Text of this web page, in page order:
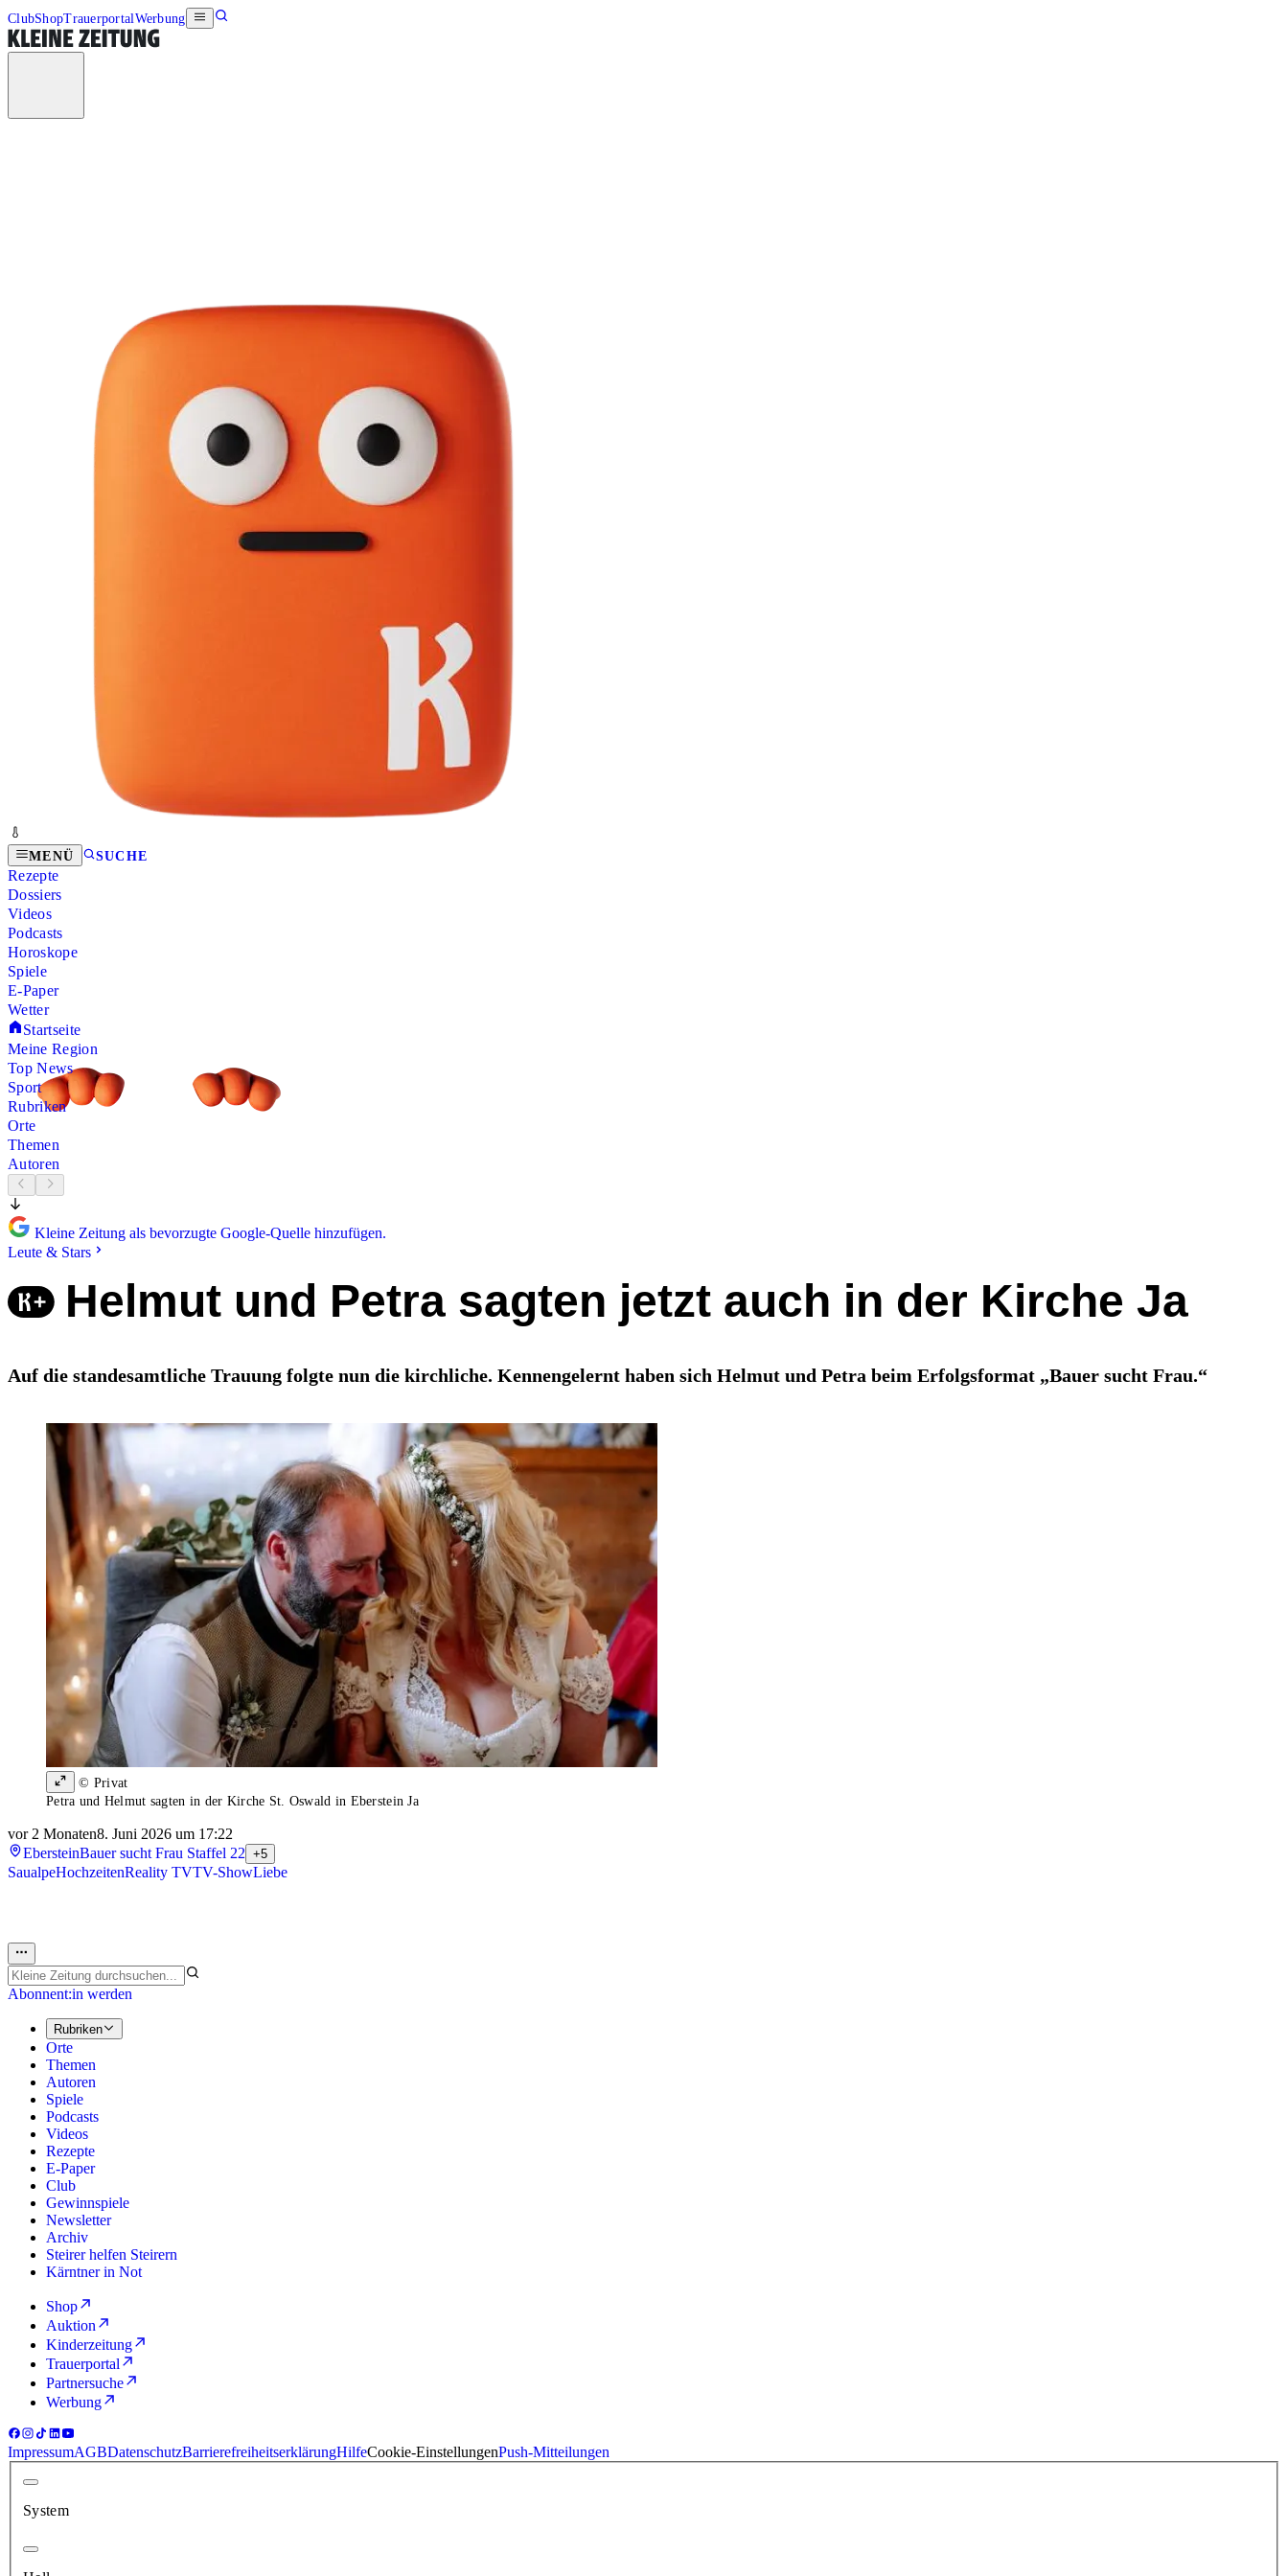
ClubShopTrauerportalWerbung
MENÜ SUCHE
Rezepte
Dossiers
Videos
Podcasts
Horoskope
Spiele
E-Paper
Wetter
Startseite
Meine Region
Top News
Sport
Rubriken
Orte
Themen
Autoren
Kleine Zeitung als bevorzugte Google-Quelle hinzufügen.
Leute & Stars
Helmut und Petra sagten jetzt auch in der Kirche Ja
Auf die standesamtliche Trauung folgte nun die kirchliche. Kennengelernt haben sich Helmut und Petra beim Erfolgsformat „Bauer sucht Frau.“
© Privat
Petra und Helmut sagten in der Kirche St. Oswald in Eberstein Ja
vor 2 Monaten8. Juni 2026 um 17:22
EbersteinBauer sucht Frau Staffel 22 +5
SaualpeHochzeitenReality TVTV-ShowLiebe
Abonnent:in werden
Rubriken
Orte
Themen
Autoren
Spiele
Podcasts
Videos
Rezepte
E-Paper
Club
Gewinnspiele
Newsletter
Archiv
Steirer helfen Steirern
Kärntner in Not
Shop
Auktion
Kinderzeitung
Trauerportal
Partnersuche
Werbung
ImpressumAGBDatenschutzBarrierefreiheitserklärungHilfeCookie-EinstellungenPush-Mitteilungen
System